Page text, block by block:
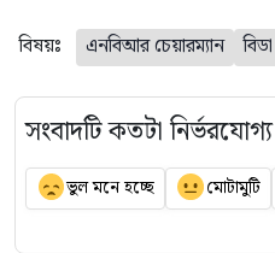
বিষয়ঃ এনবিআর চেয়ারম্যান বিডা
সংবাদটি কতটা
ভুল মনে হচ্ছে মোটামুটি